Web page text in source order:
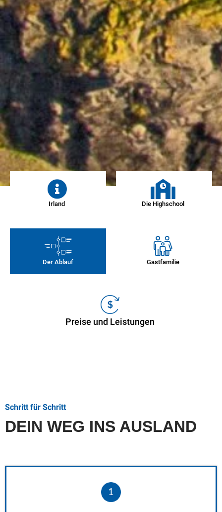
Irland Die Highschool
Der Ablauf Gastfamilie
Preise und Leistungen
Schritt für Schritt
DEIN WEG INS AUSLAND
1